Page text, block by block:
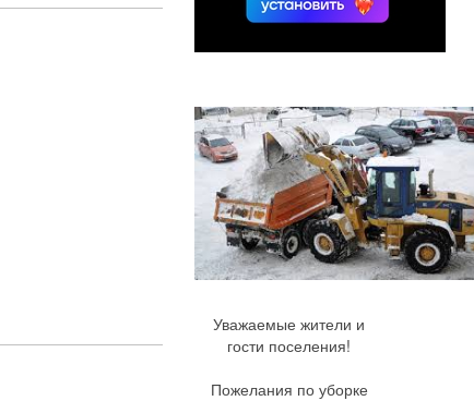
Уважаемые жители и
гости поселения!
Пожелания по уборке